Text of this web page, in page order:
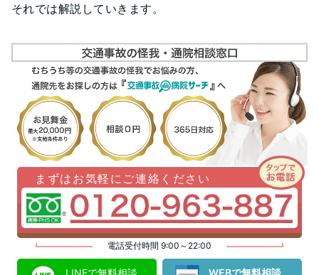
それでは解説していきます。
まずはお気軽にご連絡ください
電話受付時間 9:00～22:00